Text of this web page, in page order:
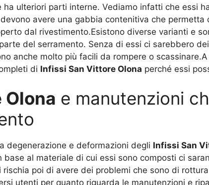
ulteriori parti interne. Vediamo infatti che essi
devono avere una gabbia contenitiva che
dal rivestimento.Esistono diverse varianti e
del serramento. Senza di essi ci sarebbero
anche molto più facili da rompere o
di Infissi San Vittore Olona perché essi
e manutenzioni
degenerazione e deformazioni degli Infissi San
al materiale di cui essi sono composti ci
poi di avere dei problemi che sono di
utenti per quanto riguarda le manutenzioni e